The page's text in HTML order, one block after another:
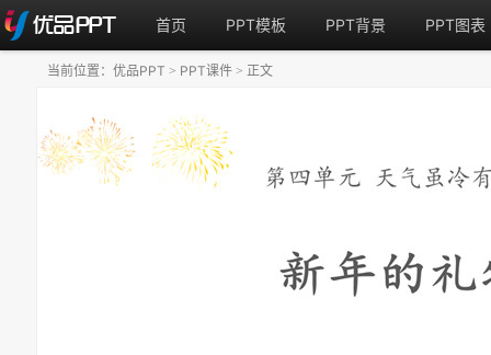
首页 PPT模板 PPT背景 PPT图表
当前位置： 优品PPT > PPT课件 > 正文